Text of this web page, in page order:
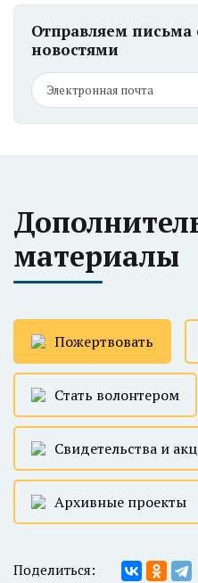
Отправляем
новостями
материалы
Пожертвовать
Стать волонтером
Свидетельства и
Архивные проекты
Поделиться: